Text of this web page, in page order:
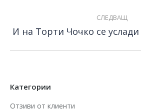
СЛЕДВАЩ
Next
И на Торти Чочко се
Категории
Отзиви от клиенти